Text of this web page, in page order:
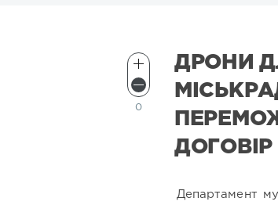
ДРОНИ
0
Департамент